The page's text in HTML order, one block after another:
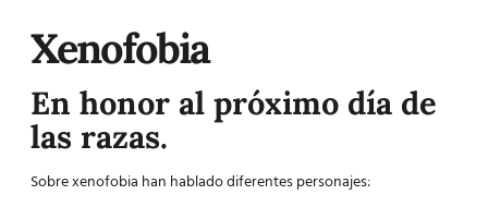
Xenofobia
En honor al próximo día de
las razas.
Sobre xenofobia han hablado diferentes personajes: